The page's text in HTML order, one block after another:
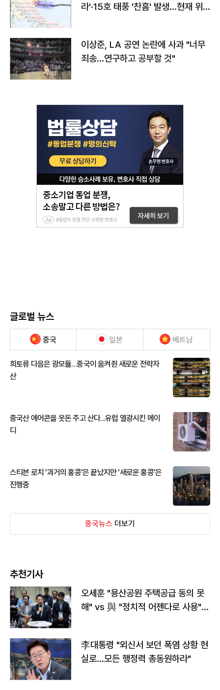
라'·15호 태풍 '찬홈' 발생…현재 위
이상준, LA 공연 논란에 사과 "너무
죄송…연구하고 공부할 것"
글로벌 뉴스
중국 일본 베트남
희토류 다음은 광모듈…중국이 움켜쥔 새로운 전략자
산
중국산 에어콘을 웃돈 주고 산다...유럽 열광시킨 메이
디
스티븐 로치 '과거의 홍콩'은 끝났지만 '새로운 홍콩'은
진행중
중국뉴스 더보기
추천기사
오세훈 "용산공원 주택공급 동의 못
해" vs 與 "정치적 어젠다로 사용"
李대통령 "외신서 보던 폭염 상황 현
실로…모든 행정력 총동원하라"